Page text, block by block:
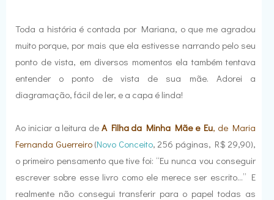
Toda a história é contada por Mariana, o que me agradou
muito porque, por mais que ela estivesse narrando pelo seu
ponto de vista, em diversos momentos ela também tentava
entender o ponto de vista de sua mãe. Adorei a
diagramação, fácil de ler, e a capa é linda!
Ao iniciar a leitura de A Filha da Minha Mãe e Eu, de Maria
Fernanda Guerreiro(Novo Conceito, 256 páginas, R$ 29,90),
o primeiro pensamento que tive foi: “Eu nunca vou conseguir
escrever sobre esse livro como ele merece ser escrito...” E
realmente não consegui transferir para o papel todas as